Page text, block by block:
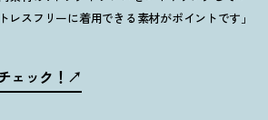
レスフリーに着用できる素材がポイントです」
ェック ！